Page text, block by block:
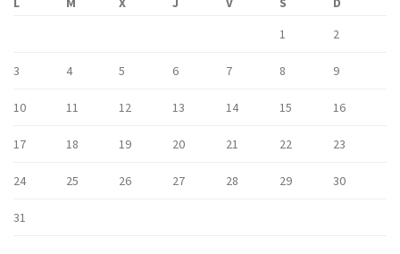
1
2
3 4 5 6 7 8 9
10 11 12 13 14 15 16
17 18 19 20 21 22 23
24 25 26 27 28 29 30
31